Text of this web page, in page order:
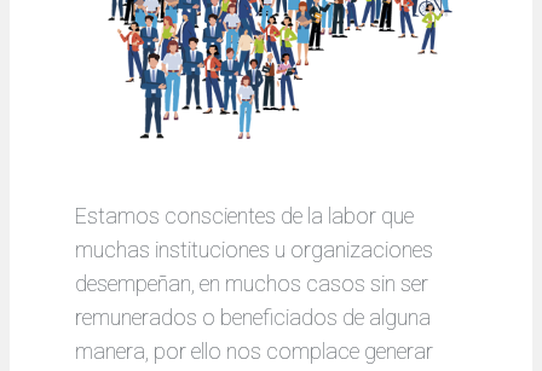
Estamos conscientes de la labor que
muchas instituciones u organizaciones
desempeñan, en muchos casos sin ser
remunerados o beneficiados de alguna
manera, por ello nos complace generar